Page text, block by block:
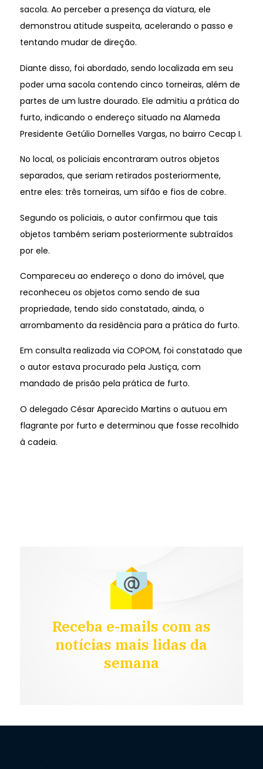
sacola. Ao perceber a presença da viatura, ele
demonstrou atitude suspeita, acelerando o passo e
tentando mudar de direção.
Diante disso, foi abordado, sendo localizada em seu
poder uma sacola contendo cinco torneiras, além de
partes de um lustre dourado. Ele admitiu a prática do
furto, indicando o endereço situado na Alameda
Presidente Getúlio Dornelles Vargas, no bairro Cecap I.
No local, os policiais encontraram outros objetos
separados, que seriam retirados posteriormente,
entre eles: três torneiras, um sifão e fios de cobre.
Segundo os policiais, o autor confirmou que tais
objetos também seriam posteriormente subtraídos
por ele.
Compareceu ao endereço o dono do imóvel, que
reconheceu os objetos como sendo de sua
propriedade, tendo sido constatado, ainda, o
arrombamento da residência para a prática do furto.
Em consulta realizada via COPOM, foi constatado que
o autor estava procurado pela Justiça, com
mandado de prisão pela prática de furto.
O delegado César Aparecido Martins o autuou em
flagrante por furto e determinou que fosse recolhido
à cadeia.
Receba e-mails com as
notícias mais lidas da
semana